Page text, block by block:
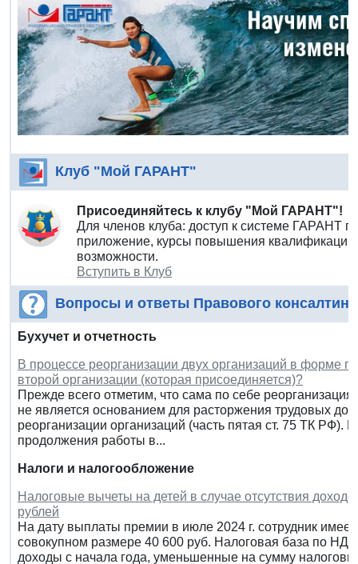
Клуб "Мой ГАРАНТ"
Присоединяйтесь к клубу "Мой ГАРАНТ"!
Для членов клуба: доступ к системе ГАРАНТ
приложение, курсы повышения квалификации
возможности.
Вступить в Клуб
Вопросы и ответы Правового
Бухучет и отчетность
В процессе реорганизации двух организаций в форме
второй организации (которая присоединяется)?
Прежде всего отметим, что сама по себе
не является основанием для расторжения трудовых
реорганизации организаций (часть пятая ст. 75 ТК РФ).
продолжения работы в...
Налоги и налогообложение
Налоговые вычеты на детей в случае отсутствия
рублей
На дату выплаты премии в июле 2024 г. сотрудник
совокупном размере 40 600 руб. Налоговая база по
доходы с начала года, уменьшенные на сумму